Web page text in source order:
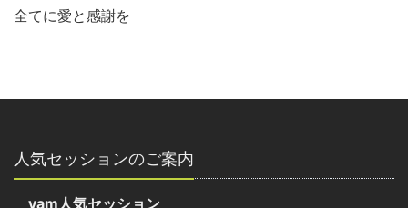
全てに愛と感謝を
人気セッションのご案内
yam人気セッション